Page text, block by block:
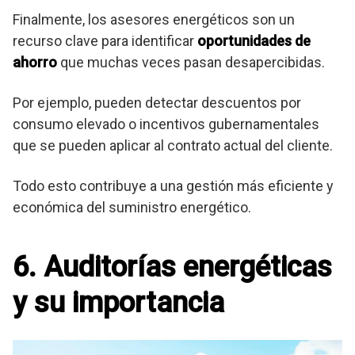
Finalmente, los asesores energéticos son un
recurso clave para identificar oportunidades de
ahorro que muchas veces pasan desapercibidas.
Por ejemplo, pueden detectar descuentos por
consumo elevado o incentivos gubernamentales
que se pueden aplicar al contrato actual del cliente.
Todo esto contribuye a una gestión más eficiente y
económica del suministro energético.
6. Auditorías energéticas
y su importancia